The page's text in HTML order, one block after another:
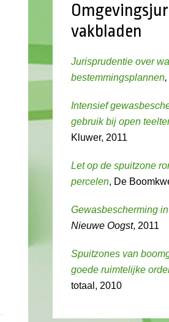
vakbladen
Jurisprudentie over
bestemmingsplannen,
Intensief
gebruik bij open
Kluwer, 2011
Let op de spuitzone
percelen, De
Gewasbescherming
Nieuwe Oogst, 2011
Spuitzones van
goede ruimtelijke
totaal, 2010